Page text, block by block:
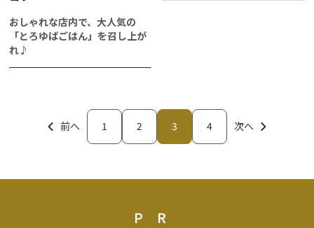
おしゃれな店内で、大人気の
「とろゆばごはん」を召し上が
れ♪
前へ 1 2 3 4 次へ
PR